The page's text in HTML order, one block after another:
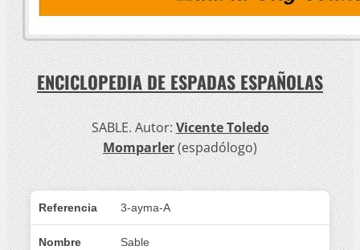
ENCICLOPEDIA DE ESPADAS ESPAÑOLAS
SABLE. Autor:Vicente Toledo
Momparler(espadólogo)
Referencia 3-ayma-A
Nombre Sable